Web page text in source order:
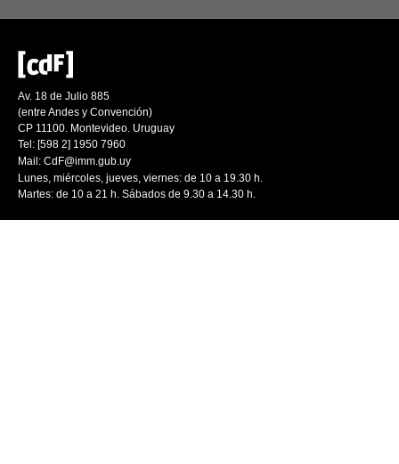
Av. 18 de Julio 885
(entre Andes y Convención)
CP 11100. Montevideo. Uruguay
Tel: [598 2] 1950 7960
Mail: CdF@imm.gub.uy
Lunes, miércoles, jueves, viernes: de 10 a 19.30 h.
Martes: de 10 a 21 h. Sábados de 9.30 a 14.30 h.